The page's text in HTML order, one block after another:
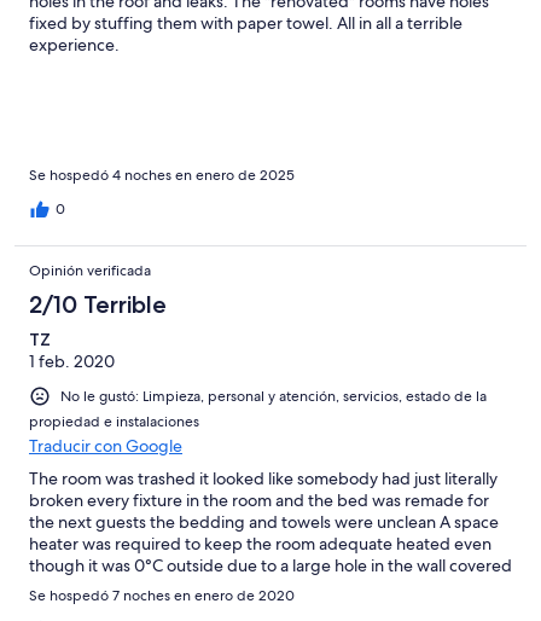
fixed by stuffing them with paper towel. All in all a terrible
experience.
Se hospedó 4 noches en enero de 2025
0
Opinión verificada
2/10 Terrible
TZ
1 feb. 2020
No le gustó: Limpieza, personal y atención, servicios, estado de la
propiedad e instalaciones
Traducir con Google
The room was trashed it looked like somebody had just literally
broken every fixture in the room and the bed was remade for
the next guests the bedding and towels were unclean A space
heater was required to keep the room adequate heated even
though it was 0°C outside due to a large hole in the wall covered
by masking tape and some sort of trash bag & the guestroom
door had a quarter inch gap from the frame overall filthy and
Se hospedó 7 noches en enero de 2020